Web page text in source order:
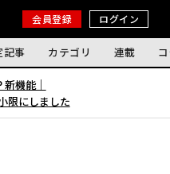
会員登録 ログイン
記事 カテゴリ 連載
機能｜
限にしました